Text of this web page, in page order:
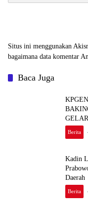
Situs ini menggunakan
bagaimana data komentar
Baca Juga
KUE
Berita
Kadin
Daerah
Berita